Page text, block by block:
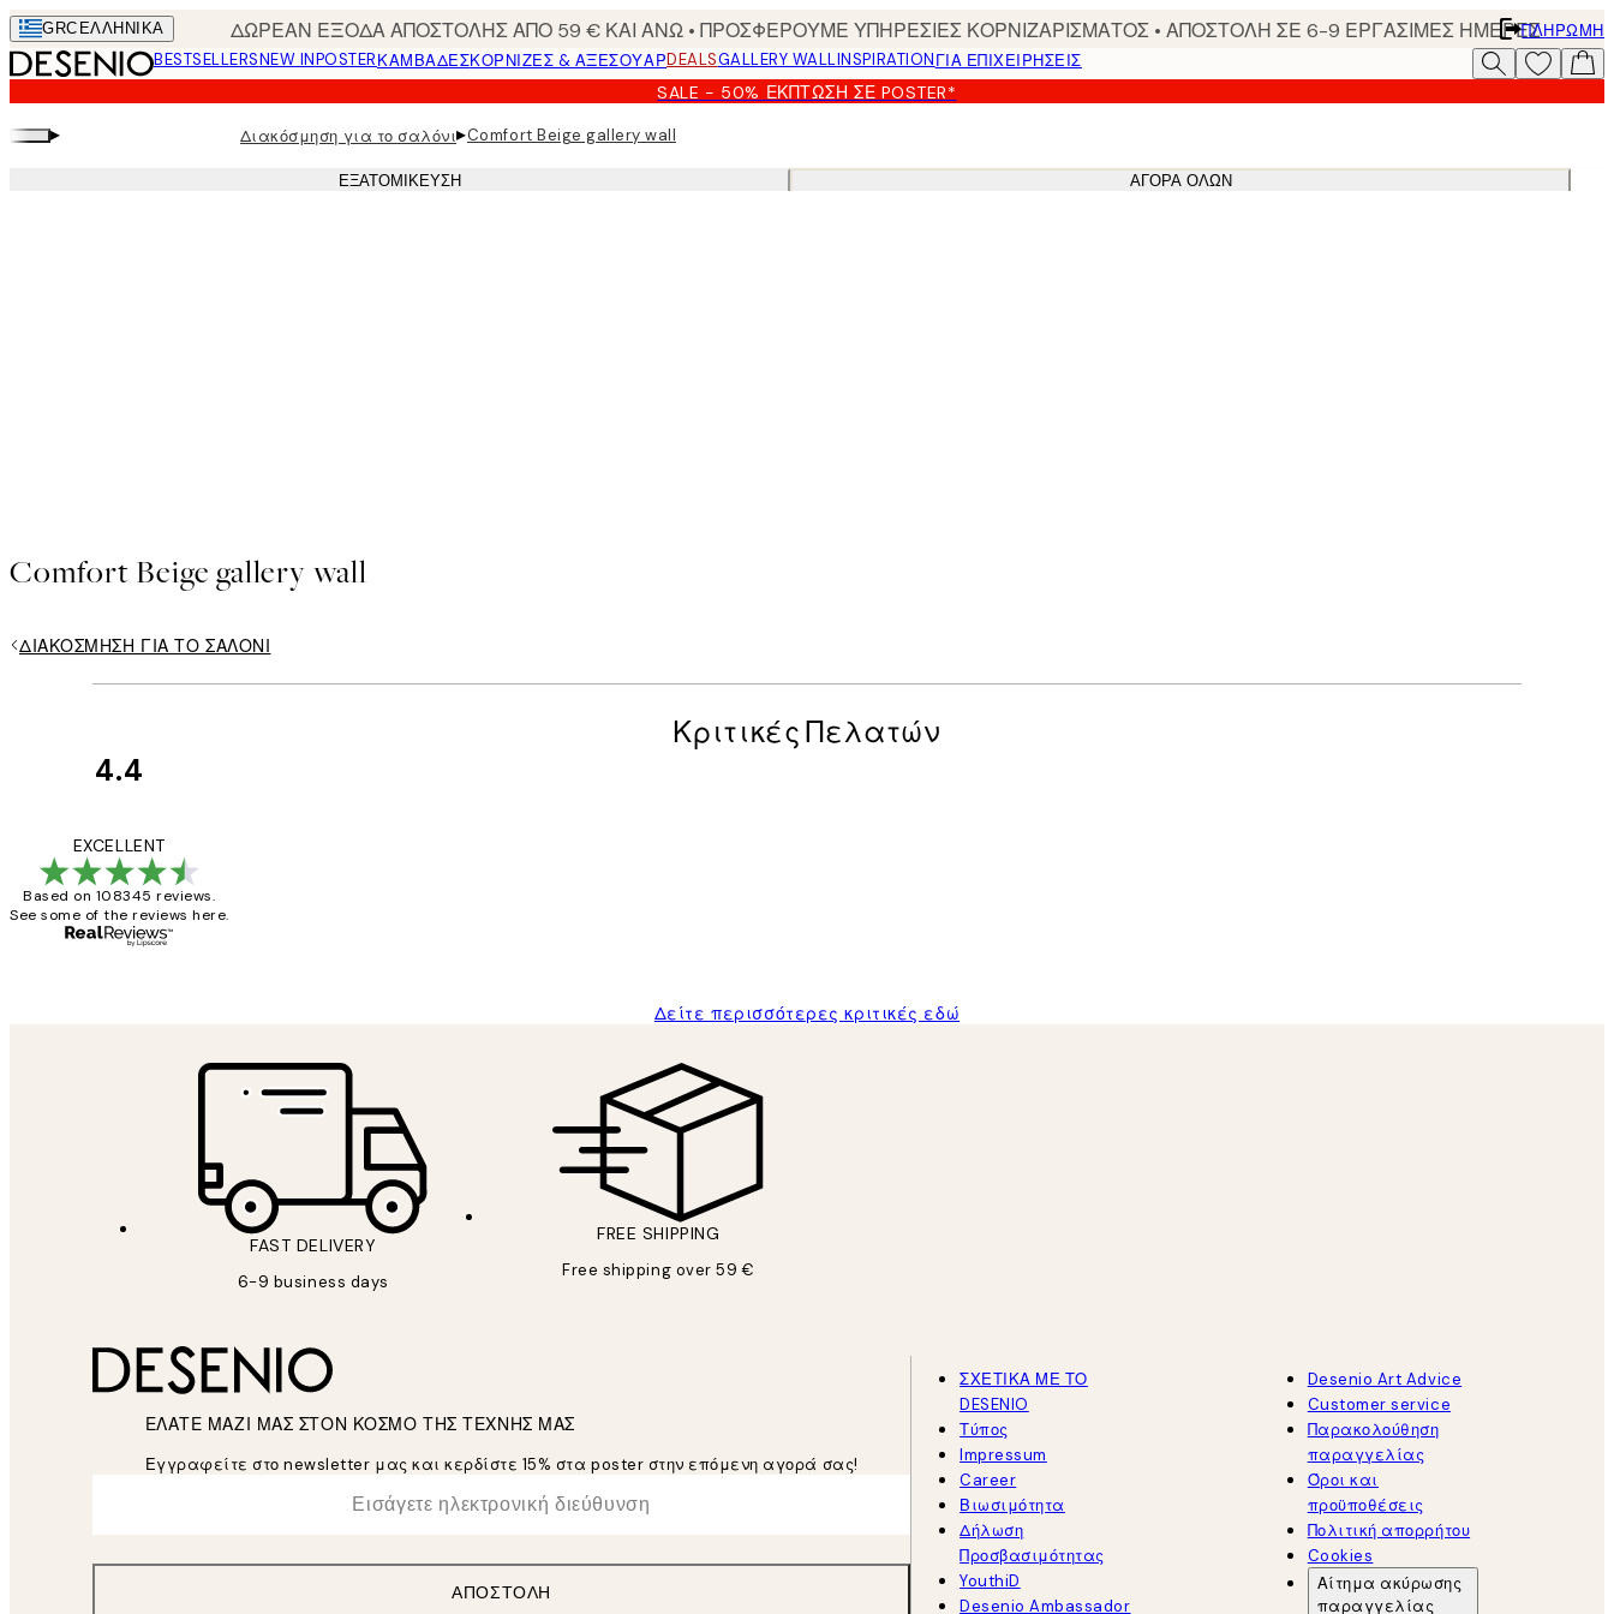
Skip
to
main
content.
GRC ΕΛΛΗΝΙΚΆ ΔΩΡΕΑΝ ΕΞΟΔΑ ΑΠΟΣΤΟΛΗΣ ΑΠΟ 59 € ΚΑΙ ΑΝΩ • ΠΡΟΣΦΕΡΟΥΜΕ ΥΠΗΡΕΣΙΕΣ ΚΟΡΝΙΖΑΡΙΣΜΑΤΟΣ • ΑΠΟΣΤΟΛΗ ΣΕ 6-9 ΕΡΓΑΣΙΜΕΣ ΗΜΕΡΕΣΠΛΗΡΩΜΉ
BESTSELLERSNEW INPOSTERΚΑΜΒΆΔΕΣΚΟΡΝΊΖΕΣ & ΑΞΕΣΟΥΆΡDEALSGALLERY WALLINSPIRATIONΓΙΑ ΕΠΙΧΕΙΡΗΣΕΙΣ
SALE - 50% ΈΚΠΤΩΣΗ ΣΕ POSTER*
▸ Διακόσμηση για το σαλόνι▸Comfort Beige gallery wall
ΕΞΑΤΟΜΊΚΕΥΣΗ ΑΓΟΡΆ ΌΛΩΝ
Comfort Beige gallery wall
ΔΙΑΚΌΣΜΗΣΗ ΓΙΑ ΤΟ ΣΑΛΌΝΙ
Κριτικές Πελατών
4.4
EXCELLENT
Based on 108345 reviews.
See some of the reviews here.
Δείτε περισσότερες κριτικές εδώ
FAST DELIVERY
6-9 business days
FREE SHIPPING
Free shipping over 59 €
ΕΛΑΤΕ ΜΑΖΙ ΜΑΣ ΣΤΟΝ ΚΟΣΜΟ ΤΗΣ ΤΕΧΝΗΣ ΜΑΣ
Εγγραφείτε στο newsletter μας και κερδίστε 15% στα poster στην επόμενη αγορά σας!
ΑΠΟΣΤΟΛΉ
ΣΧΕΤΙΚΑ ΜΕ ΤΟ
DESENIO
Τύπος
Impressum
Career
Βιωσιμότητα
Δήλωση
Προσβασιμότητας
YouthiD
Desenio Ambassador
Desenio Art Advice
Customer service
Παρακολούθηση
παραγγελίας
Όροι και
προϋποθέσεις
Πολιτική απορρήτου
Cookies
Αίτημα ακύρωσης
παραγγελίας